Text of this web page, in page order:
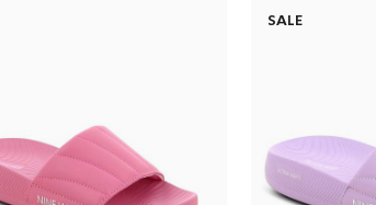
SALE